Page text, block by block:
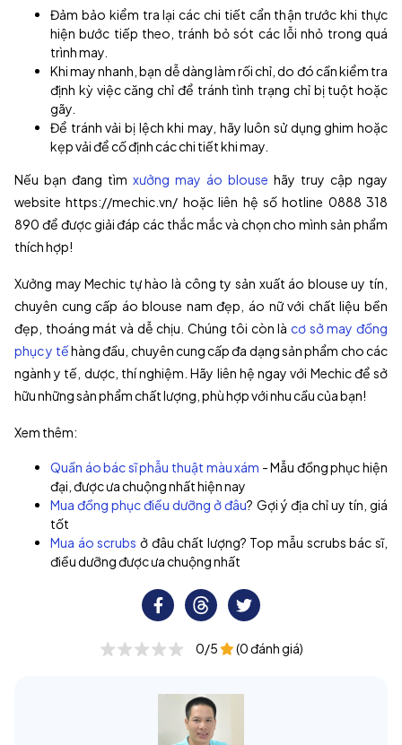
Đảm bảo kiểm tra lại các chi tiết cẩn thận trước khi thực
hiện bước tiếp theo, tránh bỏ sót các lỗi nhỏ trong quá
trình may.
Khi may nhanh, bạn dễ dàng làm rối chỉ, do đó cần kiểm tra
định kỳ việc căng chỉ để tránh tình trạng chỉ bị tuột hoặc
gãy.
Để tránh vải bị lệch khi may, hãy luôn sử dụng ghim hoặc
kẹp vải để cố định các chi tiết khi may.
Nếu bạn đang tìm xưởng may áo blouse hãy truy cập ngay
website https://mechic.vn/ hoặc liên hệ số hotline 0888 318
890 để được giải đáp các thắc mắc và chọn cho mình sản phẩm
thích hợp!
Xưởng may Mechic tự hào là công ty sản xuất áo blouse uy tín,
chuyên cung cấp áo blouse nam đẹp, áo nữ với chất liệu bền
đẹp, thoáng mát và dễ chịu. Chúng tôi còn là cơ sở may đồng
phục y tếhàng đầu, chuyên cung cấp đa dạng sản phẩm cho các
ngành y tế, dược, thí nghiệm. Hãy liên hệ ngay với Mechic để sở
hữu những sản phẩm chất lượng, phù hợp với nhu cầu của bạn!
Xem thêm:
Quần áo bác sĩ phẫu thuật màu xám - Mẫu đồng phục hiện
đại, được ưa chuộng nhất hiện nay
Mua đồng phục điều dưỡng ở đâu? Gợi ý địa chỉ uy tín, giá
tốt
Mua áo scrubs ở đâu chất lượng? Top mẫu scrubs bác sĩ,
điều dưỡng được ưa chuộng nhất
0/5 (0 đánh giá)